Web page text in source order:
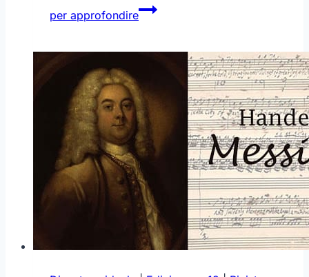
per approfondire
Handel
–